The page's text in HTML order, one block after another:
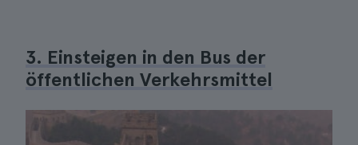
3. Einsteigen in den Bus der
öffentlichen Verkehrsmittel